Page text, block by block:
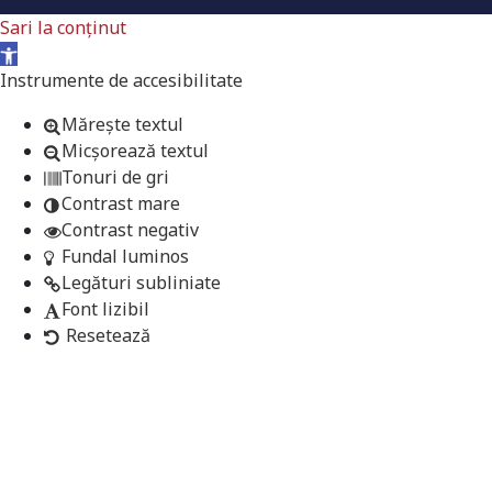
Sari la conținut
Deschide bara de unelte
Instrumente de accesibilitate
Mărește textul
Micșorează textul
Tonuri de gri
Contrast mare
Contrast negativ
Fundal luminos
Legături subliniate
Font lizibil
Resetează